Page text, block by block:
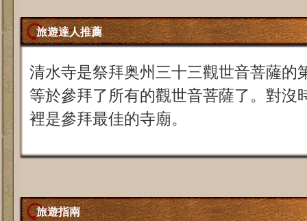
旅遊達人推薦
清水寺是祭拜奥州三十三觀世音菩薩的
等於參拜了所有的觀世音菩薩了。對沒
裡是參拜最佳的寺廟。
旅遊指南